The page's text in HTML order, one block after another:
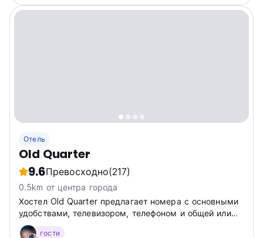
Отель
Old Quarter
9.6Превосходно(217)
0.5km от центра города
Хостел Old Quarter предлагает номера с основными
удобствами, телевизором, телефоном и общей или
собственной ванной комнатой.
гости